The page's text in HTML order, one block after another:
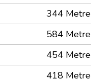
344 Metre
584 Metre
454 Metre
418 Metre